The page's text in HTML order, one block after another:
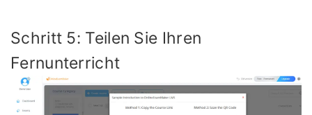
Schritt 5: Teilen Sie Ihren
Fernunterricht